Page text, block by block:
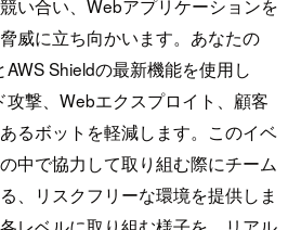
い合い、Webアプリケーションを
威に立ち向かいます。あなたの
Shieldの最新機能を使用し
攻撃、Webエクスプロイト、顧客
るボットを軽減します。このイベ
中で協力して取り組む際にチーム
、リスクフリーな環境を提供しま